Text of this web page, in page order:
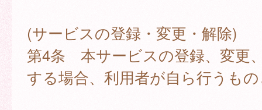
(サービスの登録・変更・解除)
第4条 本サービスの登録、変更
する場合、利用者が自ら行うも